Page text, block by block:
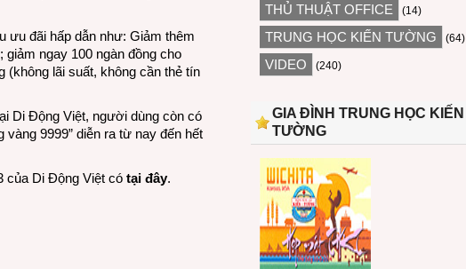
ưu đãi hấp dẫn như: Giảm thêm
ngay 100 ngàn đồng cho
(không lãi suất, không cần thẻ tín
Di Động Việt, người dùng còn có
9999” diễn ra từ nay đến hết
của Di Động Việt có tại đây.
THỦ THUẬT OFFICE (14)
TRUNG HỌC KIẾN TƯỜNG (64)
VIDEO (240)
GIA ĐÌNH TRUNG HỌC KIẾN
TƯỜNG